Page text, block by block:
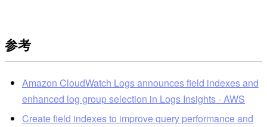
参考
Amazon CloudWatch Logs announces field indexes and
enhanced log group selection in Logs Insights - AWS
Create field indexes to improve query performance and